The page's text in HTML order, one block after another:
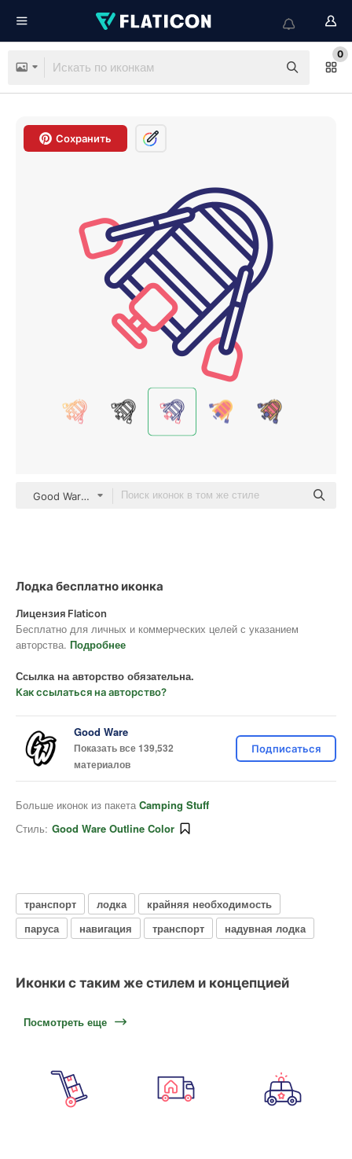
0
Сохранить
Good Ware Outline Color
Лодка бесплатно иконка
Лицензия Flaticon
Бесплатно для личных и коммерческих целей с указанием
авторства. Подробнее
Ссылка на авторство обязательна.
Как ссылаться на авторство?
Good Ware
Показать все 139,532
материалов
Подписаться
Больше иконок из пакета Camping Stuff
Стиль: Good Ware Outline Color
транспорт лодка
крайняя необходимость
паруса
навигация транспорт надувная лодка
Иконки с таким же стилем и концепцией
Посмотреть еще